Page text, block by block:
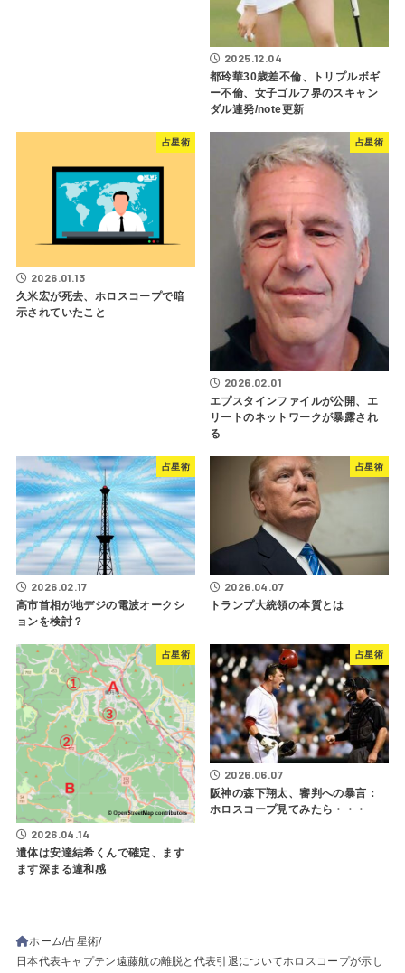
2025.12.04
都玲華30歳差不倫、トリプルボギ
ー不倫、女子ゴルフ界のスキャン
ダル連発/note更新
占星術
2026.01.13
久米宏が死去、ホロスコープで暗
示されていたこと
占星術
2026.02.01
エプスタインファイルが公開、エ
リートのネットワークが暴露され
る
占星術
2026.02.17
高市首相が地デジの電波オークシ
ョンを検討？
占星術
2026.04.07
トランプ大統領の本質とは
占星術
2026.04.14
遺体は安達結希くんで確定、ます
ます深まる違和感
占星術
2026.06.07
阪神の森下翔太、審判への暴言：
ホロスコープ見てみたら・・・
ホーム 占星術
日本代表キャプテン遠藤航の離脱と代表引退についてホロスコープが示し